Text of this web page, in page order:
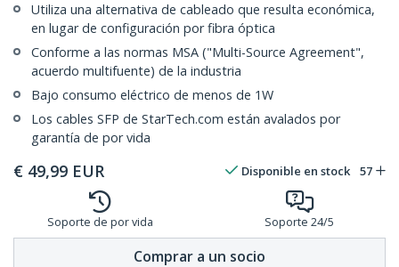
Utiliza una alternativa de cableado que resulta económica,
en lugar de configuración por fibra óptica
Conforme a las normas MSA ("Multi-Source Agreement",
acuerdo multifuente) de la industria
Bajo consumo eléctrico de menos de 1W
Los cables SFP de StarTech.com están avalados por
garantía de por vida
€ 49,99 EUR Disponible en stock 57
Soporte de por vida Soporte 24/5
Comprar a un socio